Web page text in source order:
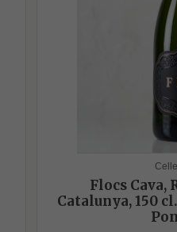
Flocs Cava,
Catalunya, 150